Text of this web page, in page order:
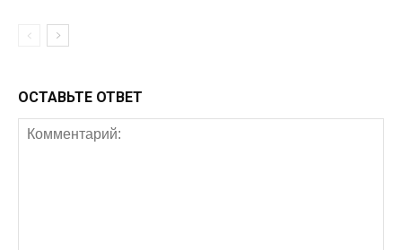
ОСТАВЬТЕ ОТВЕТ